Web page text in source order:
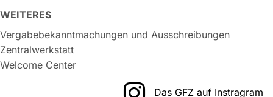
WEITERES
Vergabebekanntmachungen und Ausschreibungen
Zentralwerkstatt
Welcome Center
Das GFZ auf Instragram